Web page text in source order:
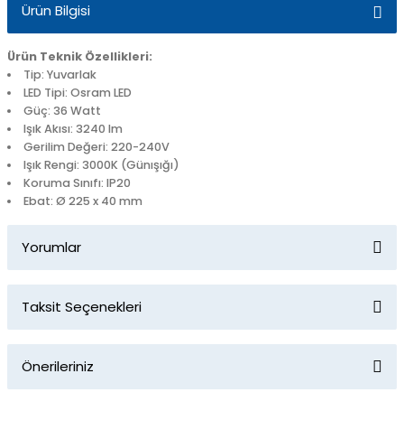
Ürün Bilgisi
Ürün Teknik Özellikleri:
Tip: Yuvarlak
LED Tipi: Osram LED
Güç: 36 Watt
Işık Akısı: 3240 lm
Gerilim Değeri: 220-240V
Işık Rengi: 3000K (Günışığı)
Koruma Sınıfı: IP20
Ebat: Ø 225 x 40 mm
Yorumlar
Taksit Seçenekleri
Önerileriniz